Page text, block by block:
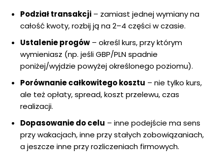
Podział transakcji – zamiast jednej wymiany na
całość kwoty, rozbij ją na 2–4 części w czasie.
Ustalenie progów – określ kurs, przy którym
wymieniasz (np. jeśli GBP/PLN spadnie
poniżej/wyjdzie powyżej określonego poziomu).
Porównanie całkowitego kosztu – nie tylko kurs,
ale też opłaty, spread, koszt przelewu, czas
realizacji.
Dopasowanie do celu – inne podejście ma sens
przy wakacjach, inne przy stałych zobowiązaniach,
a jeszcze inne przy rozliczeniach firmowych.